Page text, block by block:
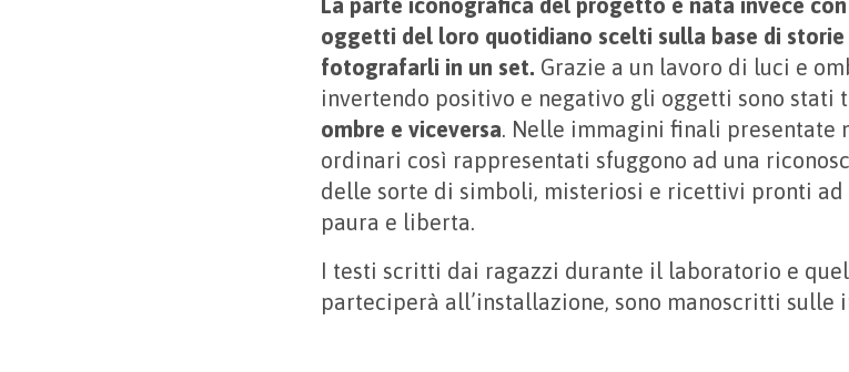
oggetti del loro quotidiano scelti sulla base di storie
fotografarli in un set. Grazie a un lavoro di luci e
invertendo positivo e negativo gli oggetti sono stati
ombre e viceversa. Nelle immagini finali presentate
ordinari così rappresentati sfuggono ad una
delle sorte di simboli, misteriosi e ricettivi pronti
paura e liberta.
I testi scritti dai ragazzi durante il laboratorio e
parteciperà all’installazione, sono manoscritti sulle